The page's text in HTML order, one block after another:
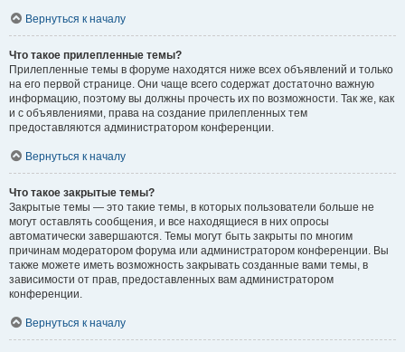
Вернуться к началу
Что такое прилепленные темы?
Прилепленные темы в форуме находятся ниже всех объявлений и только
на его первой странице. Они чаще всего содержат достаточно важную
информацию, поэтому вы должны прочесть их по возможности. Так же, как
и с объявлениями, права на создание прилепленных тем
предоставляются администратором конференции.
Вернуться к началу
Что такое закрытые темы?
Закрытые темы — это такие темы, в которых пользователи больше не
могут оставлять сообщения, и все находящиеся в них опросы
автоматически завершаются. Темы могут быть закрыты по многим
причинам модератором форума или администратором конференции. Вы
также можете иметь возможность закрывать созданные вами темы, в
зависимости от прав, предоставленных вам администратором
конференции.
Вернуться к началу